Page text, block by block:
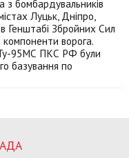
з бомбардувальників
Луцьк, Дніпро,
Генштабі Збройних Сил
компоненти ворога.
Ту-95МС ПКС РФ були
базування по